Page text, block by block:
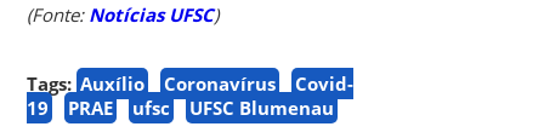
(Fonte: Notícias UFSC)
Tags: Auxílio Coronavírus
Covid-
19
PRAE ufsc UFSC Blumenau